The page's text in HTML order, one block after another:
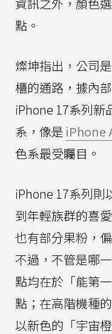
點。
燦坤指出，公司
櫃的通路，據內
iPhone 17系列新
系，像是 iPhone
色系最受矚目。
iPhone 17系列則
到年輕族群的喜
也有部分果粉，
不過，不管是哪
點均在於「能第
點；在高階機種
以新色的「宇宙